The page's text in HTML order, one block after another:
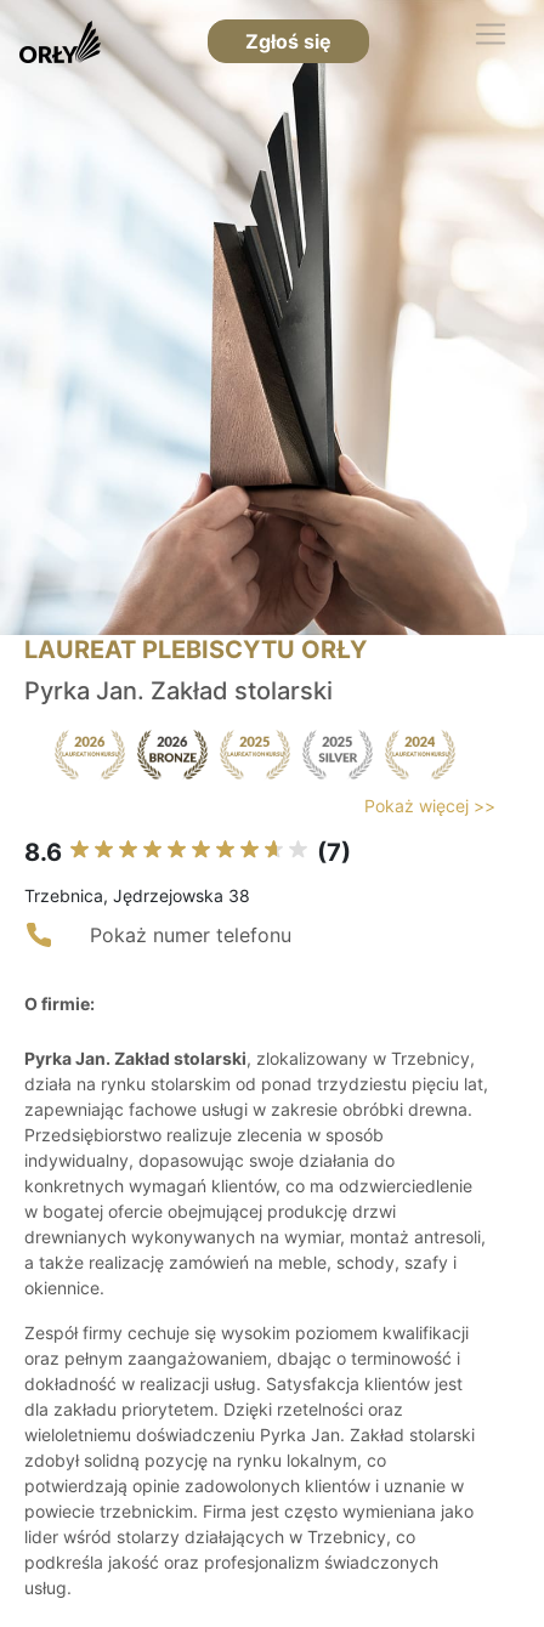
Zgłoś się
LAUREAT PLEBISCYTU ORŁY
Pyrka Jan. Zakład stolarski
Pokaż więcej >>
8.6 (7)
Trzebnica, Jędrzejowska 38
Pokaż numer telefonu
O firmie:
Pyrka Jan. Zakład stolarski, zlokalizowany w Trzebnicy,
działa na rynku stolarskim od ponad trzydziestu pięciu lat,
zapewniając fachowe usługi w zakresie obróbki drewna.
Przedsiębiorstwo realizuje zlecenia w sposób
indywidualny, dopasowując swoje działania do
konkretnych wymagań klientów, co ma odzwierciedlenie
w bogatej ofercie obejmującej produkcję drzwi
drewnianych wykonywanych na wymiar, montaż antresoli,
a także realizację zamówień na meble, schody, szafy i
okiennice.
Zespół firmy cechuje się wysokim poziomem kwalifikacji
oraz pełnym zaangażowaniem, dbając o terminowość i
dokładność w realizacji usług. Satysfakcja klientów jest
dla zakładu priorytetem. Dzięki rzetelności oraz
wieloletniemu doświadczeniu Pyrka Jan. Zakład stolarski
zdobył solidną pozycję na rynku lokalnym, co
potwierdzają opinie zadowolonych klientów i uznanie w
powiecie trzebnickim. Firma jest często wymieniana jako
lider wśród stolarzy działających w Trzebnicy, co
podkreśla jakość oraz profesjonalizm świadczonych
usług.